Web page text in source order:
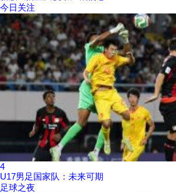
今日关注
4
U17男足国家队：未来可期
足球之夜